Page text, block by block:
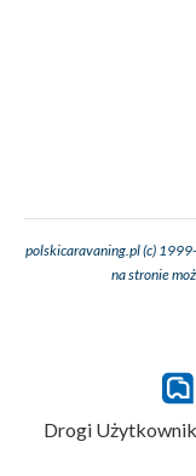
polskicaravaning.pl (c)
na stronie
Drogi